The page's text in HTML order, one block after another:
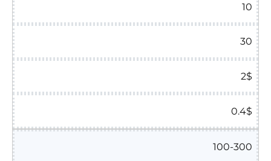
10
30
2$
0.4$
100-300